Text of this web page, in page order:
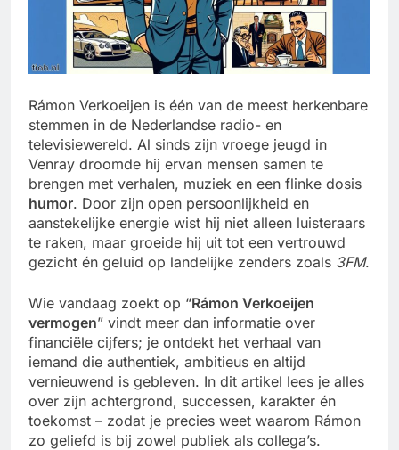
Rámon Verkoeijen is één van de meest herkenbare
stemmen in de Nederlandse radio- en
televisiewereld. Al sinds zijn vroege jeugd in
Venray droomde hij ervan mensen samen te
brengen met verhalen, muziek en een flinke dosis
humor. Door zijn open persoonlijkheid en
aanstekelijke energie wist hij niet alleen luisteraars
te raken, maar groeide hij uit tot een vertrouwd
gezicht én geluid op landelijke zenders zoals 3FM.
Wie vandaag zoekt op “Rámon Verkoeijen
vermogen” vindt meer dan informatie over
financiële cijfers; je ontdekt het verhaal van
iemand die authentiek, ambitieus en altijd
vernieuwend is gebleven. In dit artikel lees je alles
over zijn achtergrond, successen, karakter én
toekomst – zodat je precies weet waarom Rámon
zo geliefd is bij zowel publiek als collega’s.